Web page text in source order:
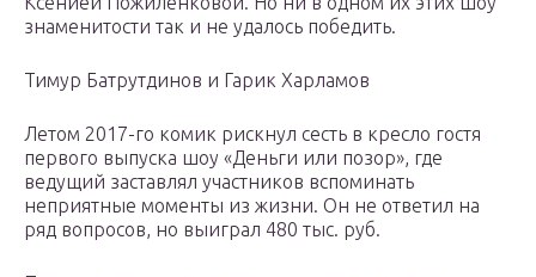
знаменитости так и не удалось победить.
Тимур Батрутдинов и Гарик Харламов
Летом 2017-го комик рискнул сесть в кресло гостя
первого выпуска шоу «Деньги или позор», где
ведущий заставлял участников вспоминать
неприятные моменты из жизни. Он не ответил на
ряд вопросов, но выиграл 480 тыс. руб.